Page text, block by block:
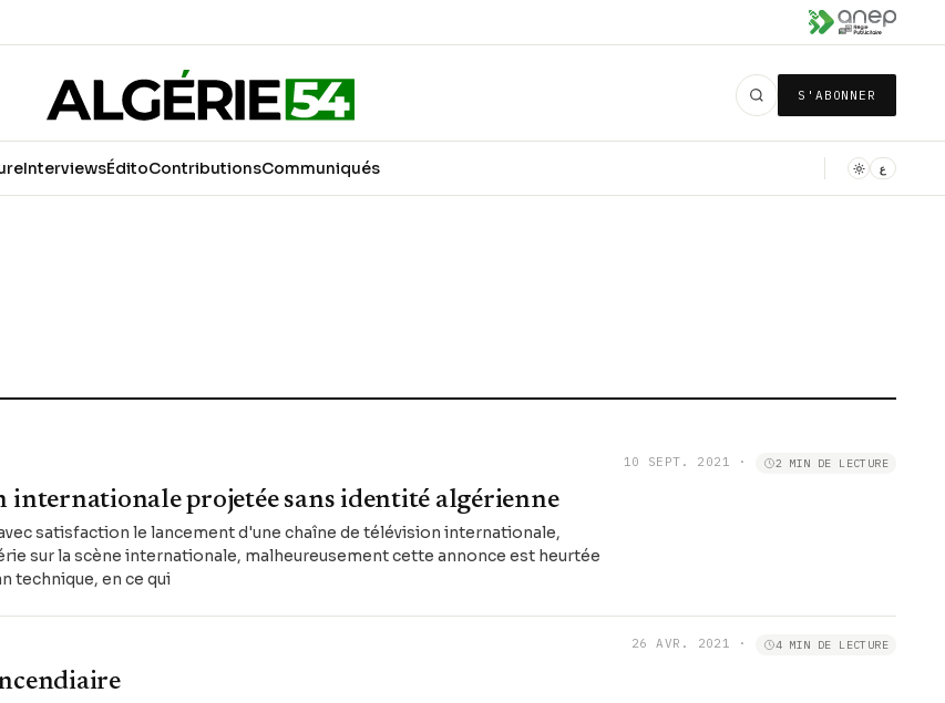
S'ABONNER
InterviewsÉditoContributionsCommuniqués ع
internationale projetée sans identité algérienne
satisfaction le lancement d'une chaîne de télévision internationale,
sur la scène internationale, malheureusement cette annonce est heurtée
technique, en ce qui
10 SEPT. 2021 · 2 MIN DE LECTURE
26 AVR. 2021 · 4 MIN DE LECTURE